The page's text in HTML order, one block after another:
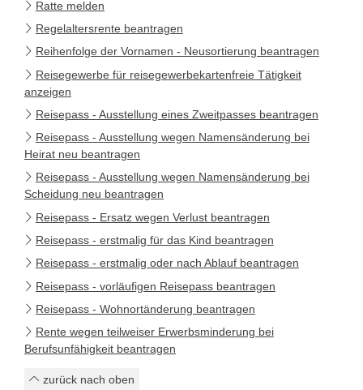
Ratte melden
Regelaltersrente beantragen
Reihenfolge der Vornamen - Neusortierung beantragen
Reisegewerbe für reisegewerbekartenfreie Tätigkeit
anzeigen
Reisepass - Ausstellung eines Zweitpasses beantragen
Reisepass - Ausstellung wegen Namensänderung bei
Heirat neu beantragen
Reisepass - Ausstellung wegen Namensänderung bei
Scheidung neu beantragen
Reisepass - Ersatz wegen Verlust beantragen
Reisepass - erstmalig für das Kind beantragen
Reisepass - erstmalig oder nach Ablauf beantragen
Reisepass - vorläufigen Reisepass beantragen
Reisepass - Wohnortänderung beantragen
Rente wegen teilweiser Erwerbsminderung bei
Berufsunfähigkeit beantragen
zurück nach oben